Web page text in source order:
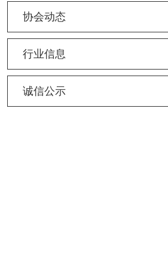
协会动态
行业信息
诚信公示